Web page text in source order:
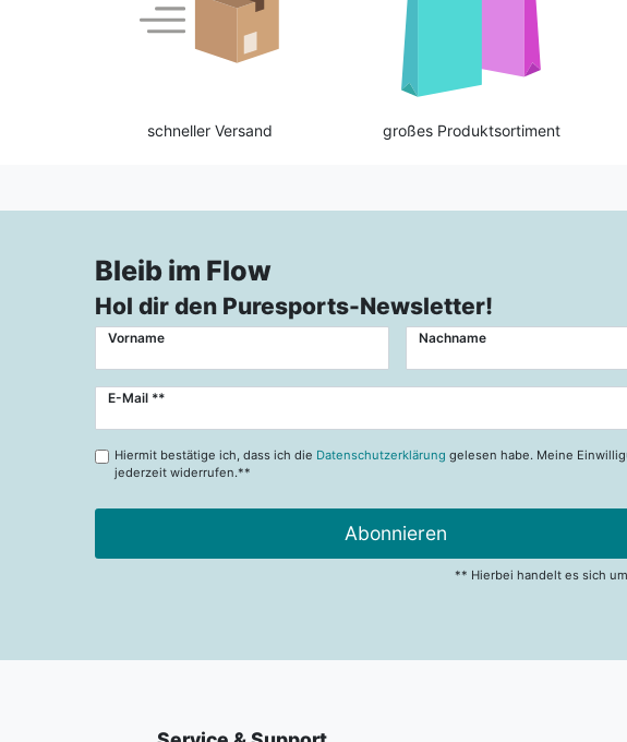
schneller Versand großes Produktsortiment
Bleib im Flow
Hol dir den Puresports-Newsletter!
Vorname Nachname
E-Mail **
Newsletter
Hiermit bestätige ich, dass ich die Datenschutzerklärung gelesen habe. Meine
jederzeit widerrufen.**
Abonnieren
** Hierbei handelt es sich